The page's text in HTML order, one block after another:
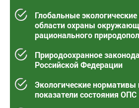
Глобальные
области охраны
рационального
Природоохранное
Российской Федерации
Экологические нормативы
показатели состояния ОПС